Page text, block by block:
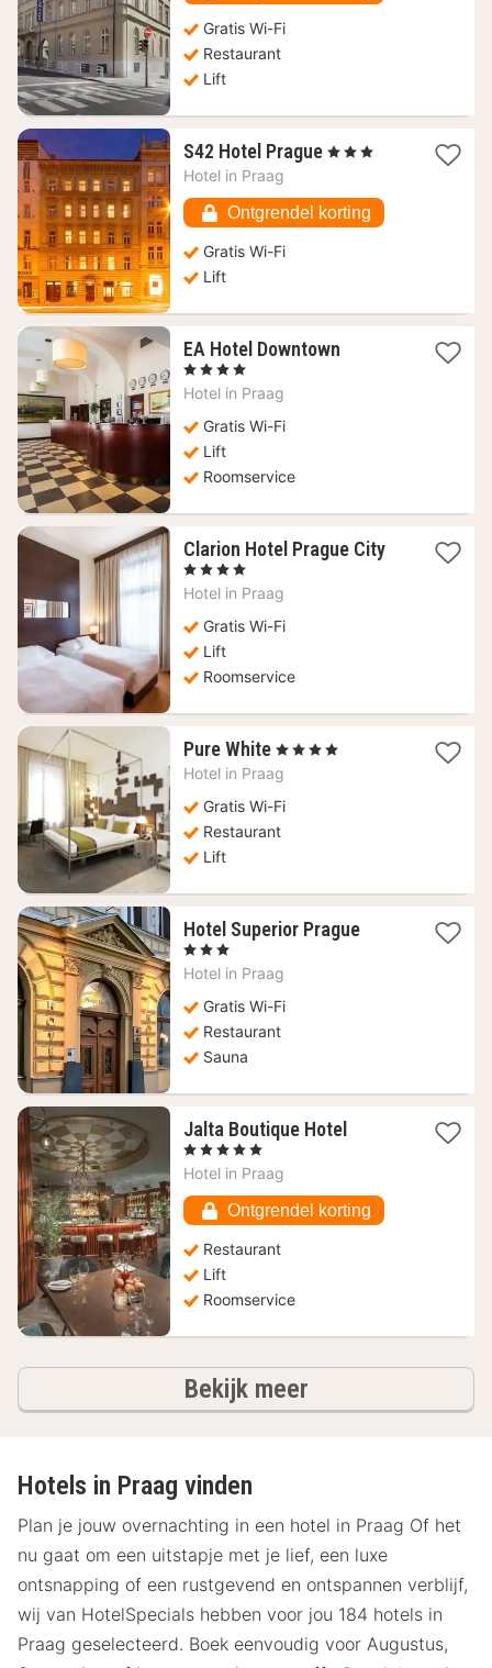
Gratis Wi-Fi
Restaurant
Lift
S42 Hotel Prague 1
81,38
€
, 3 Sterren
Hotel in Praag
Ontgrendel korting
Gratis Wi-Fi
Lift
EA Hotel Downtown1
, 4 Sterren
Hotel in Praag
Gratis Wi-Fi
Lift
Roomservice
Clarion Hotel Prague City1
, 4 Sterren
Hotel in Praag
Gratis Wi-Fi
Lift
Roomservice
Pure White 1
nacht
vanaf
63,71
€
, 4 Sterren
Hotel in Praag
Gratis Wi-Fi
Restaurant
Lift
Hotel Superior Prague1
, 3 Sterren
Hotel in Praag
Gratis Wi-Fi
Restaurant
Sauna
Jalta Boutique Hotel1
€
, 5 Sterren
Hotel in Praag
Ontgrendel korting
Restaurant
Lift
Roomservice
Bekijk meerhotels
Hotels in Praag vinden
Plan je jouw overnachting in een hotel in Praag Of het
nu gaat om een uitstapje met je lief, een luxe
ontsnapping of een rustgevend en ontspannen verblijf,
wij van HotelSpecials hebben voor jou 184 hotels in
Praag geselecteerd. Boek eenvoudig voor Augustus,